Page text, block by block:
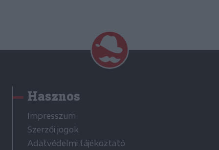
Hasznos
Impresszum
Szerzői jogok
Adatvédelmi tájékoztató